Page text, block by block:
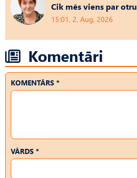
Cik mēs viens par
15:01, 2. Aug, 2026
Komentāri
KOMENTĀRS *
VĀRDS *